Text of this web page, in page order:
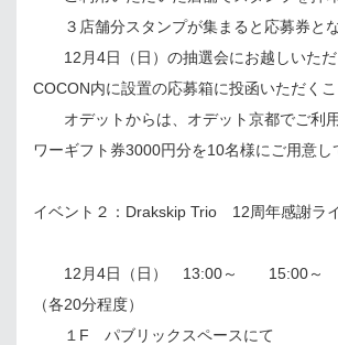
３店舗分スタンプが集まると応募券とな
12月4日（日）の抽選会にお越しいただ
COCON内に設置の応募箱に投函いただくこ
オデットからは、オデット京都でご利
ワーギフト券3000円分を10名様にご用意し
イベント２：Drakskip Trio 12周年感謝ラ
12月4日（日） 13:00～ 15:00
（各20分程度）
１F パブリックスペースにて